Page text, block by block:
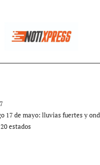
17 de mayo: lluvias fuertes y
estados